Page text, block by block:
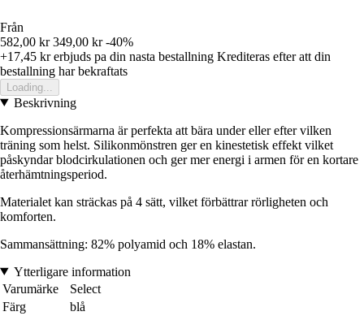
Från
582,00 kr 349,00 kr -40%
+17,45 krerbjuds pa din nasta bestallning Krediteras efter att din
bestallning har bekraftats
Loading...
Beskrivning
Kompressionsärmarna är perfekta att bära under eller efter vilken
träning som helst. Silikonmönstren ger en kinestetisk effekt vilket
påskyndar blodcirkulationen och ger mer energi i armen för en kortare
återhämtningsperiod.
Materialet kan sträckas på 4 sätt, vilket förbättrar rörligheten och
komforten.
Sammansättning: 82% polyamid och 18% elastan.
Ytterligare information
Varumärke
Select
Färg
blå